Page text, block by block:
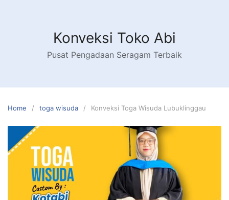
Konveksi Toko Abi
Pusat Pengadaan Seragam Terbaik
Home toga wisuda Konveksi Toga Wisuda Lubuklinggau